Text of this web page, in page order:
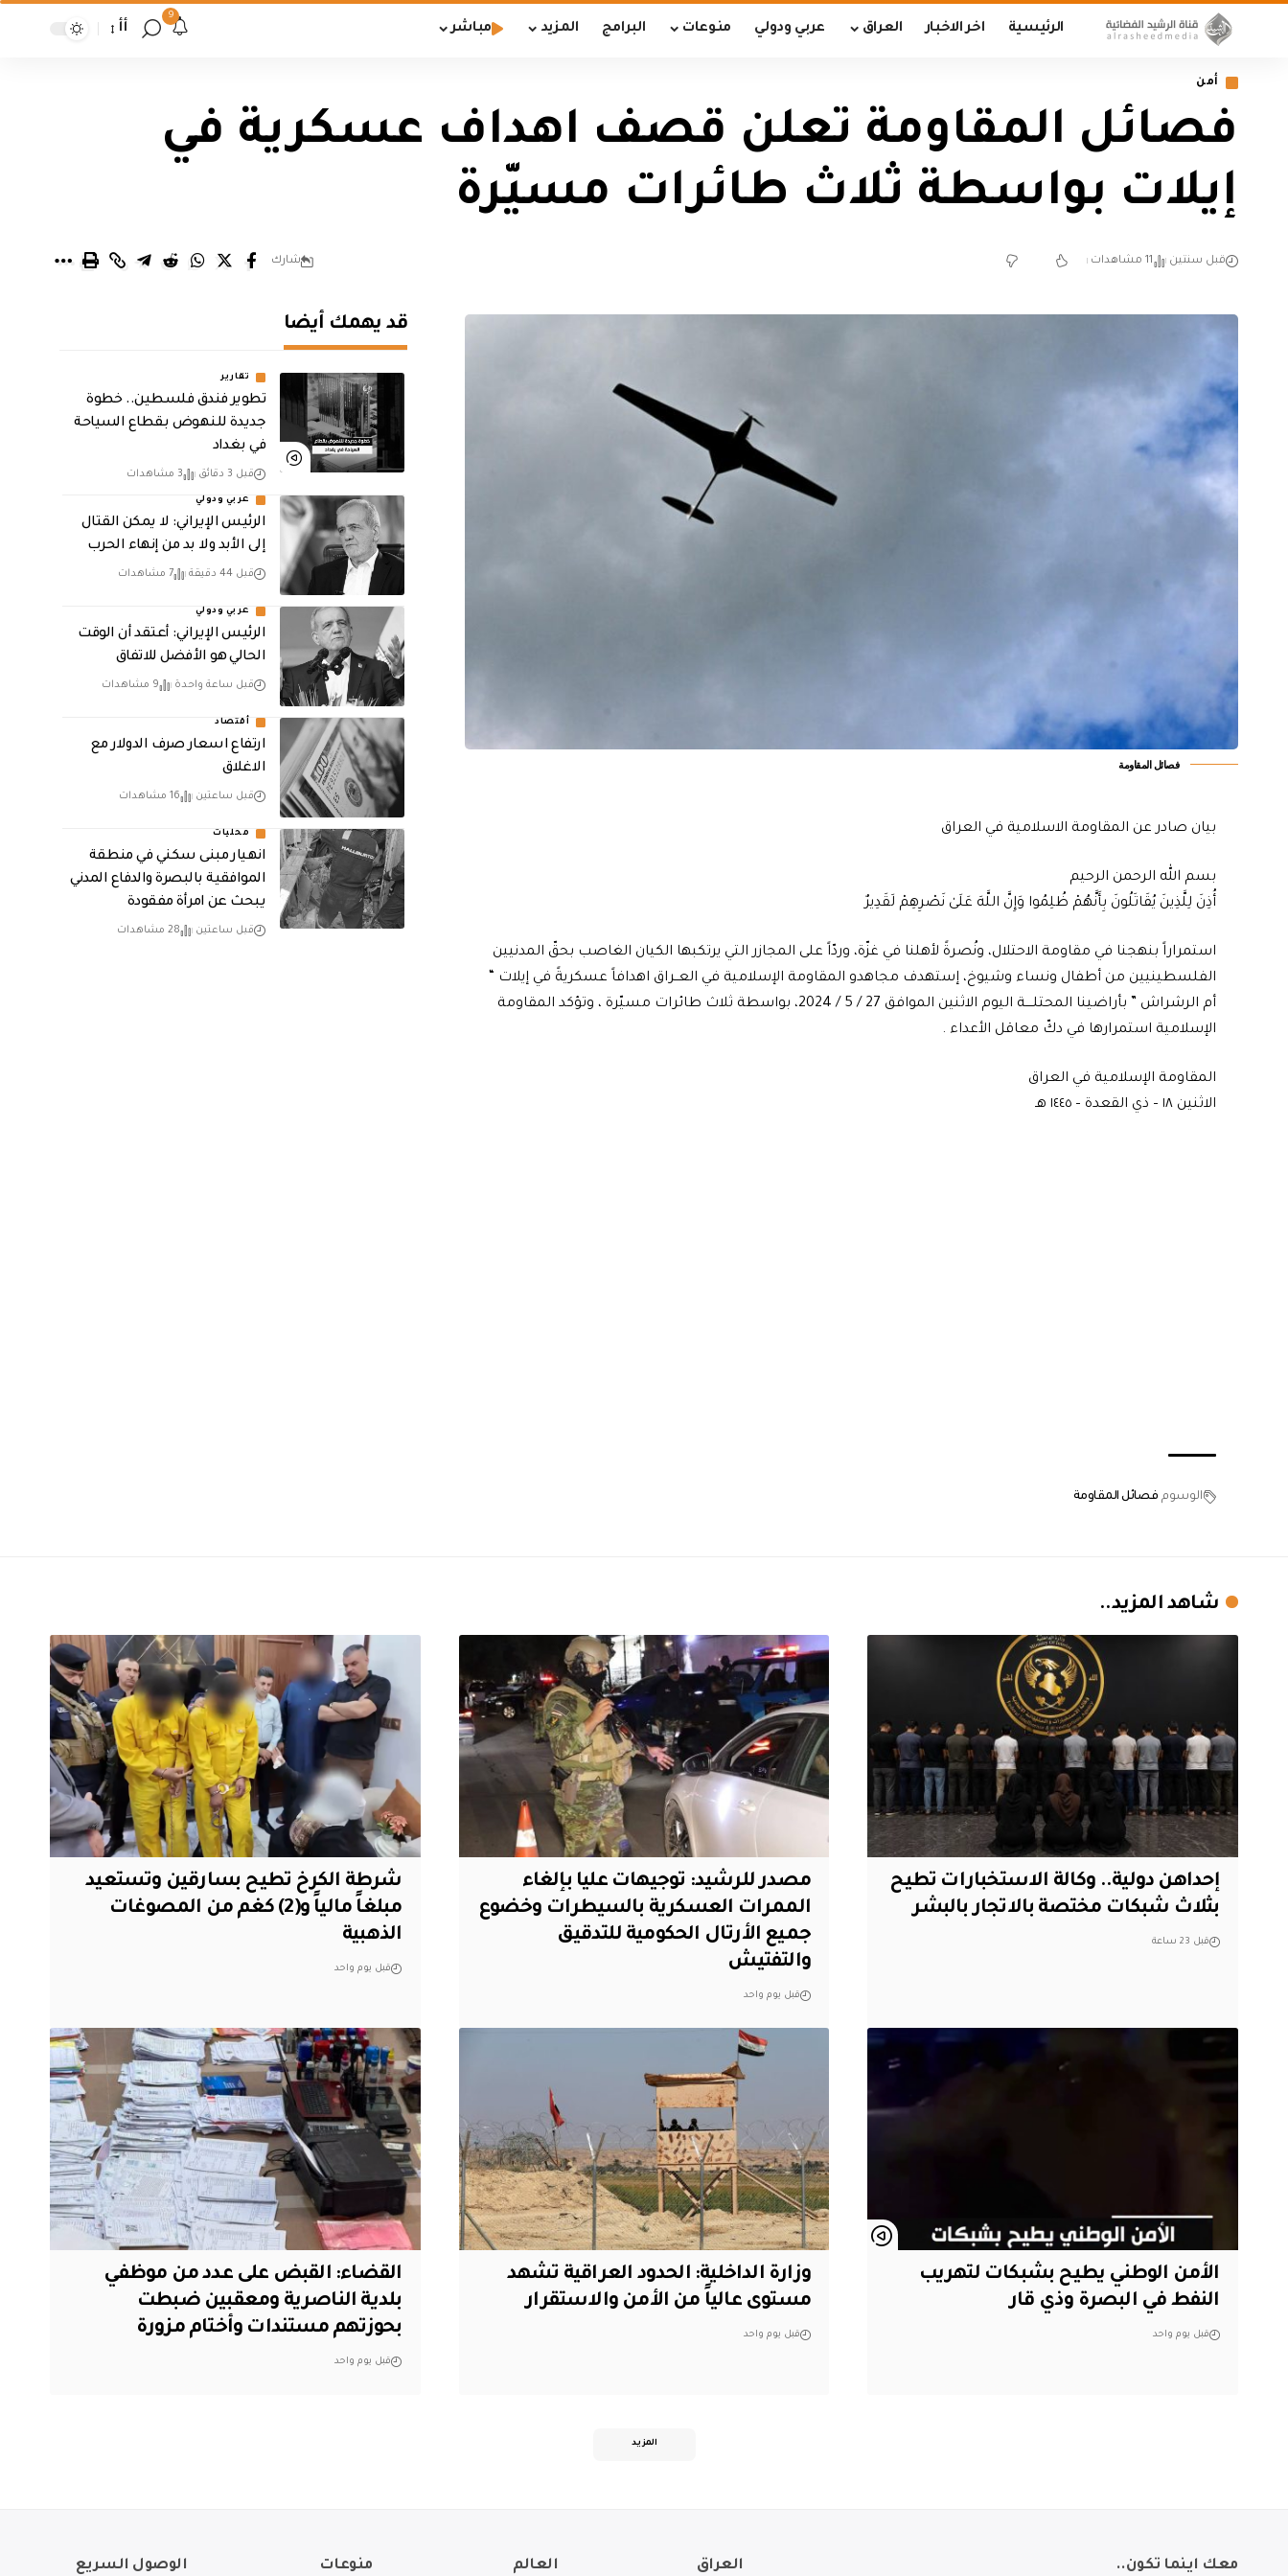
الرئيسية اخر الاخبار العراق عربي ودولي منوعات البرامج المزيد مباشر
9
أأ
أمن
فصائل المقاومة تعلن قصف اهداف عسكرية في
إيلات بواسطة ثلاث طائرات مسيّرة
قبل سنتين 11 مشاهدات شارك
فصائل المقاومة
بيان صادر عن المقاومة الاسلامية في العراق
بسم الله الرحمن الرحيم
أُذِنَ لِلَّذِينَ يُقَاتَلُونَ بِأَنَّهُمْ ظُلِمُوا وَإِنَّ اللَّهَ عَلَىٰ نَصْرِهِمْ لَقَدِيرٌ
استمراراً بنهجنا في مقاومة الاحتلال، ونُصرةً لأهلنا في غزّة، وردّاً على المجازر التي يرتكبها الكيان الغاصب بحقّ المدنيين
الفلسطينيين من أطفال ونساء وشيوخ، إستهدف مجاهدو المقاومة الإسلامية في العــراق اهدافاً عسكريةً في إيلات “
أم الرشراش ” بأراضينا المحتلــــة اليوم الاثنين الموافق 27 / 5 / 2024، بواسطة ثلاث طائرات مسيّرة ، وتؤكد المقاومة
الإسلامية استمرارها في دكّ معاقل الأعداء .
المقاومة الإسلامية في العراق
الاثنين ١٨ – ذي القعدة – ١٤٤٥ هـ
الوسوم فصائل المقاومة
قد يهمك أيضا
تقارير
تطوير فندق فلسطين.. خطوة
جديدة للنهوض بقطاع السياحة
في بغداد
قبل 3 دقائق 3 مشاهدات
عربي ودولي
الرئيس الإيراني: لا يمكن القتال
إلى الأبد ولا بد من إنهاء الحرب
قبل 44 دقيقة 7 مشاهدات
عربي ودولي
الرئيس الإيراني: أعتقد أن الوقت
الحالي هو الأفضل للاتفاق
قبل ساعة واحدة 9 مشاهدات
أقتصاد
ارتفاع اسعار صرف الدولار مع
الاغلاق
قبل ساعتين 16 مشاهدات
محليات
انهيار مبنى سكني في منطقة
الموافقية بالبصرة والدفاع المدني
يبحث عن امرأة مفقودة
قبل ساعتين 28 مشاهدات
شاهد المزيد..
إحداهن دولية.. وكالة الاستخبارات تطيح
بثلاث شبكات مختصة بالاتجار بالبشر
قبل 23 ساعة
مصدر للرشيد: توجيهات عليا بإلغاء
الممرات العسكرية بالسيطرات وخضوع
جميع الأرتال الحكومية للتدقيق
والتفتيش
قبل يوم واحد
شرطة الكرخ تطيح بسارقين وتستعيد
مبلغاً مالياً و(2) كغم من المصوغات
الذهبية
قبل يوم واحد
الأمن الوطني يطيح بشبكات لتهريب
النفط في البصرة وذي قار
قبل يوم واحد
وزارة الداخلية: الحدود العراقية تشهد
مستوى عالياً من الأمن والاستقرار
قبل يوم واحد
القضاء: القبض على عدد من موظفي
بلدية الناصرية ومعقبين ضبطت
بحوزتهم مستندات وأختام مزورة
قبل يوم واحد
المزيد
معك اينما تكون.. العراق العالم منوعات الوصول السريع